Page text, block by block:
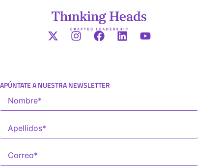
APÚNTATE A NUESTRA NEWSLETTER